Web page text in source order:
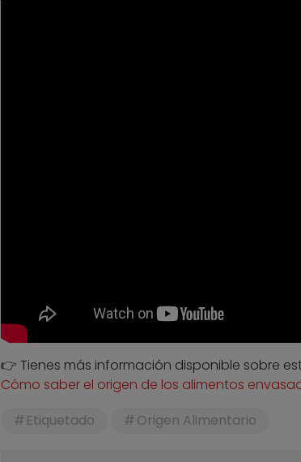
👉 Tienes más información disponible sobre
Cómo saber el origen de los alimentos
Etiquetado
Origen Alimentario